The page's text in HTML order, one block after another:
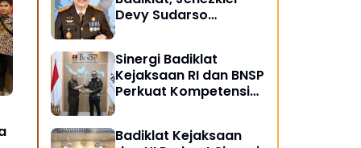
Devy Sudarso
Sinergi Badiklat
Kejaksaan RI dan BNSP
Perkuat Kompetensi
Badiklat Kejaksaan